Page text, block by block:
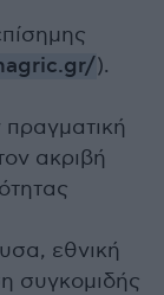
).
ακριβή
εθνική
συγκομιδής